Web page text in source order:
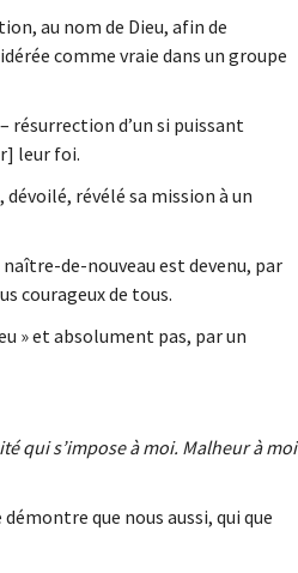
au nom de Dieu, afin de
comme vraie dans un groupe
résurrection d’un si puissant
leur foi.
révélé sa mission à un
de-nouveau est devenu, par
courageux de tous.
» et absolument pas, par un
qui s’impose à moi. Malheur à moi
que nous aussi, qui que